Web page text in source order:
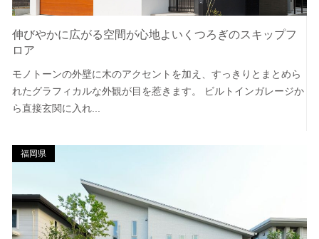
伸びやかに広がる空間が心地よいくつろぎのスキップフ
ロア
モノトーンの外壁に木のアクセントを加え、すっきりとまとめら
れたグラフィカルな外観が目を惹きます。 ビルトインガレージか
ら直接玄関に入れ...
福岡県